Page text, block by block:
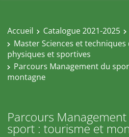
Accueil Catalogue 2021-2025
Master Sciences et techniques
physiques et sportives
Parcours Management du
montagne
Parcours
sport : tourisme et